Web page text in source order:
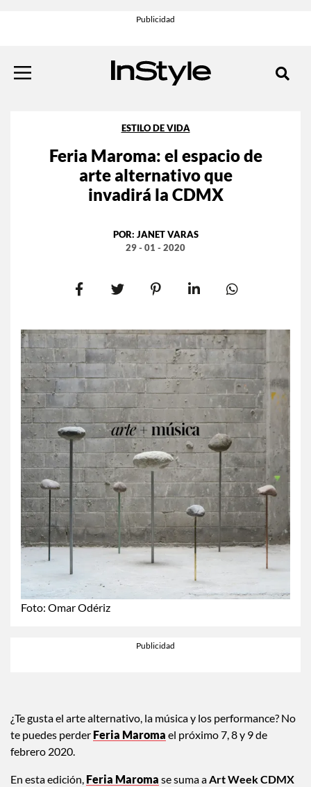
Foto: Omar Odériz
ESTILO DE VIDA
Feria Maroma: el espacio de
arte alternativo que
invadirá la CDMX
POR: JANET VARAS
29 - 01 - 2020
¿Te gusta el arte alternativo, la música y los performance? No
te puedes perder Feria Maroma el próximo 7, 8 y 9 de
febrero 2020.
En esta edición, Feria Maroma se suma aArt Week CDMX